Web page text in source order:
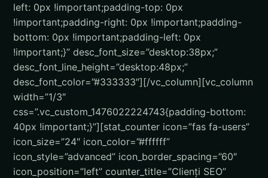
left: 0px !important;padding-top: 0px
!important;padding-right: 0px !important;padding-
bottom: 0px !important;padding-left: 0px
!important;}” desc_font_size=”desktop:38px;”
desc_font_line_height=”desktop:48px;”
desc_font_color=”#333333″][/vc_column][vc_column
width=”1/3″
css=”.vc_custom_1476022224743{padding-bottom:
40px !important;}”][stat_counter icon=”fas fa-users”
icon_size=”24″ icon_color=”#ffffff”
icon_style=”advanced” icon_border_spacing=”60″
icon_position=”left” counter_title=”Clienți SEO”